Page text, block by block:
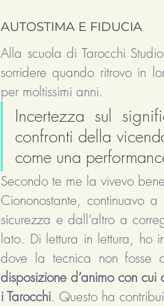
AUTOSTIMA E FIDUCIA
Alla scuola di Tarocchi
sorridere quando ritrovo in
per moltissimi anni.
Incertezza sul
confronti della
come una
Secondo te me la vivevo
Ciononostante, continuavo
sicurezza e dall’altro a
lato. Di lettura in lettura, ho
dove la tecnica non fosse
disposizione d’animo con
i Tarocchi. Questo ha